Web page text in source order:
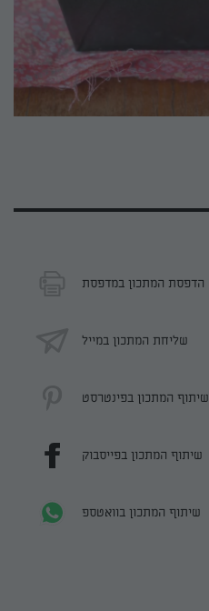
הדפסת המתכון במדפסת
שליחת המתכון במייל
שיתוף המתכון בפינטרסט
שיתוף המתכון בפייסבוק
שיתוף המתכון בוואטספ